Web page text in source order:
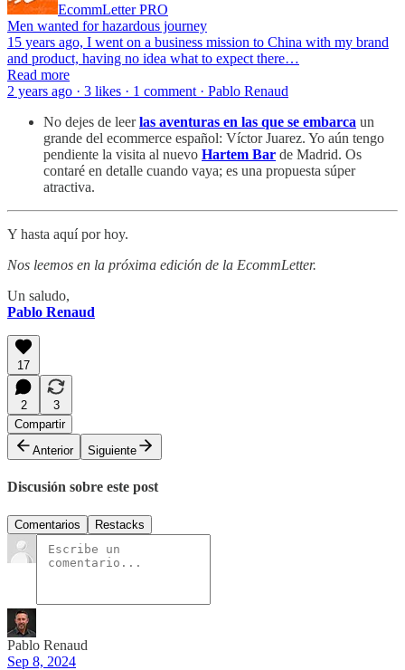
EcommLetter PRO
Men wanted for hazardous journey
15 years ago, I went on a business mission to China with my brand
and product, having no idea what to expect there…
Read more
2 years ago · 3 likes · 1 comment · Pablo Renaud
No dejes de leerlas aventuras en las que se embarca un
grande del ecommerce español: Víctor Juarez. Yo aún tengo
pendiente la visita al nuevo Hartem Bar de Madrid. Os
contaré en detalle cuando vaya; es una propuesta súper
atractiva.
Y hasta aquí por hoy.
Nos leemos en la próxima edición de la EcommLetter.
Un saludo,
Pablo Renaud
17
2
3
Compartir
Anterior
Siguiente
Discusión sobre este post
Comentarios Restacks
Pablo Renaud
Sep 8, 2024